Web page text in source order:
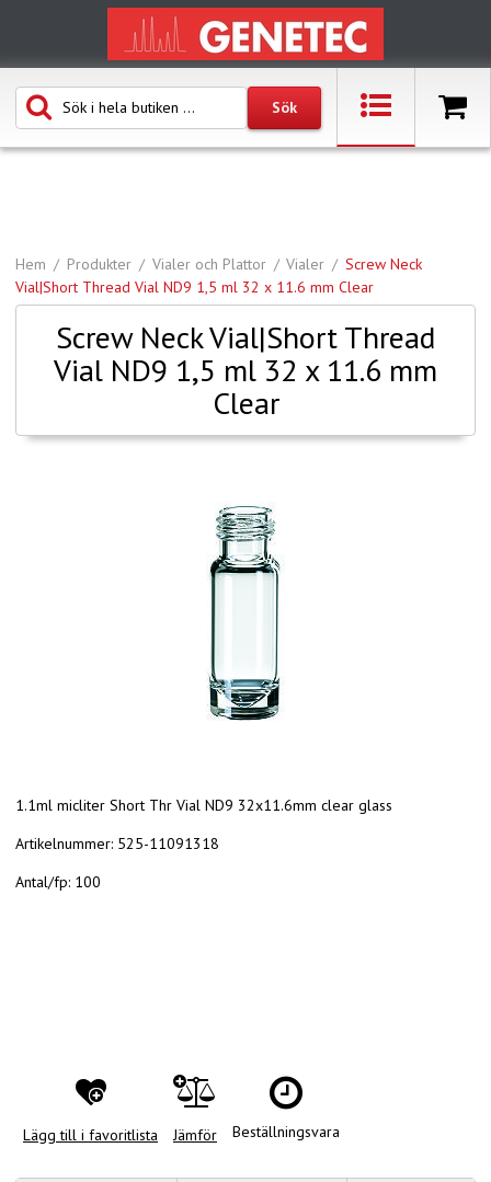
Hem Produkter Vialer och Plattor Vialer
Screw Neck
Vial|Short Thread Vial ND9 1,5 ml 32 x 11.6 mm Clear
Screw Neck Vial|Short Thread
Vial ND9 1,5 ml 32 x 11.6 mm
Clear
1.1ml micliter Short Thr Vial ND9 32x11.6mm clear glass
Artikelnummer: 525-11091318
Antal/fp: 100
Lägg till i favoritlista Jämför Beställningsvara